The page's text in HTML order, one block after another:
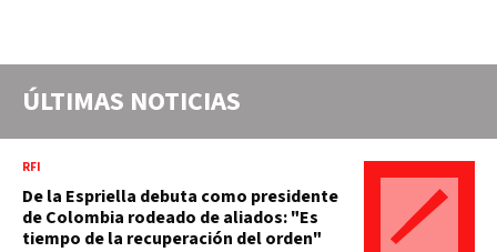
ÚLTIMAS NOTICIAS
RFI
De la Espriella debuta como presidente
de Colombia rodeado de aliados: "Es
tiempo de la recuperación del orden"